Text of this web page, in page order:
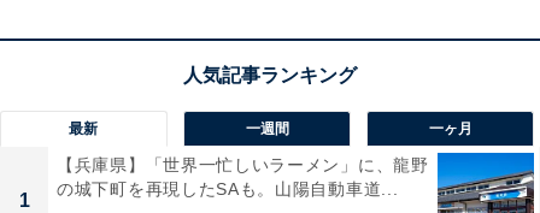
最新 一週間 一ヶ月
1
【兵庫県】「世界一忙しいラーメン」に、龍野
の城下町を再現したSAも。山陽自動車道...